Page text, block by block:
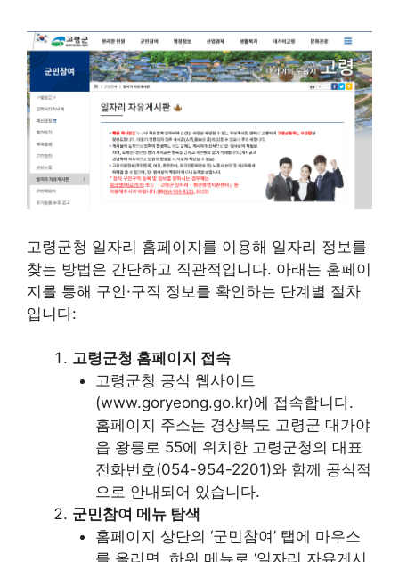
고령군청 일자리 홈페이지를 이용해 일자리 정보를
찾는 방법은 간단하고 직관적입니다. 아래는 홈페이
지를 통해 구인·구직 정보를 확인하는 단계별 절차
입니다:
고령군청 홈페이지 접속
고령군청 공식 웹사이트
(www.goryeong.go.kr)에 접속합니다.
홈페이지 주소는 경상북도 고령군 대가야
읍 왕릉로 55에 위치한 고령군청의 대표
전화번호(054-954-2201)와 함께 공식적
으로 안내되어 있습니다.
군민참여 메뉴 탐색
홈페이지 상단의 ‘군민참여’ 탭에 마우스